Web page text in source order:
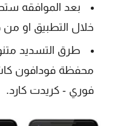
بعد الموافقه
خلال التطبيق او من
طرق التسديد
محفظة فودافون
فوري - كريدت كارد.